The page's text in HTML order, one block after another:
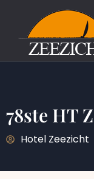
78ste HT
Hotel Zeezicht